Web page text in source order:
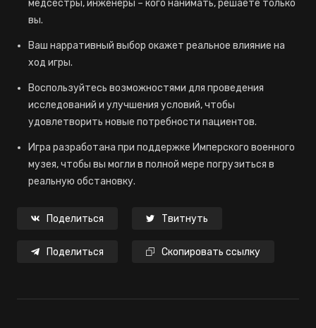
медсестры, инженеры – кого нанимать, решаете только
вы.
Ваш нарративный выбор окажет реальное влияние на
ход игры.
Воспользуйтесь возможностями для проведения
исследований и улучшения условий, чтобы
удовлетворить новые потребности пациентов.
Игра разработана при поддержке Имперского военного
музея, чтобы вы могли в полной мере погрузиться в
реальную обстановку.
Поделиться Твитнуть
Поделиться Скопировать ссылку